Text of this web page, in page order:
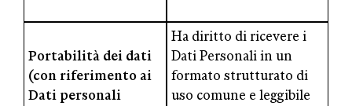
Portabilità dei dati
(con riferimento ai
Dati personali
Ha diritto di ricevere i
Dati Personali in un
formato strutturato di
uso comune e leggibile